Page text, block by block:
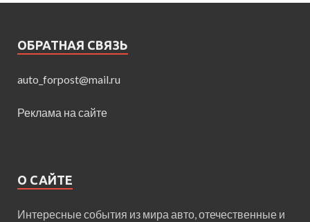
ОБРАТНАЯ СВЯЗЬ
auto_forpost@mail.ru
Реклама на сайте
О САЙТЕ
Интересные события из мира авто, отечественные и